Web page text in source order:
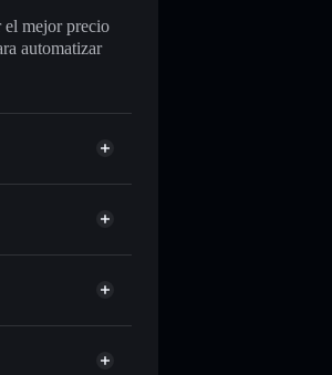
el mejor precio
automatizar
enrutamiento